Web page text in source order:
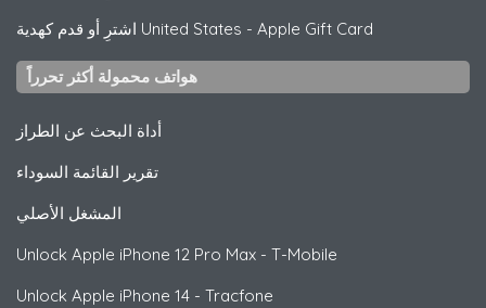
اشترِ أو قدم كهدية United States - Apple Gift Card
هواتف محمولة أكثر تحرراً
أداة البحث عن الطراز
تقرير القائمة السوداء
المشغل الأصلي
Unlock Apple iPhone 12 Pro Max - T-Mobile
Unlock Apple iPhone 14 - Tracfone